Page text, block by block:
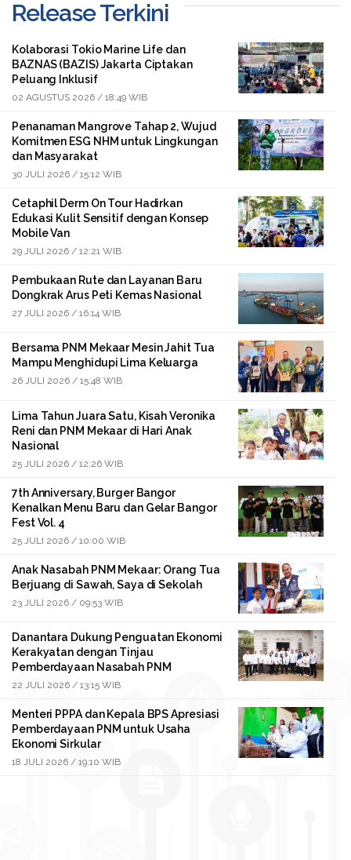
Release Terkini
Kolaborasi Tokio Marine Life dan
BAZNAS (BAZIS) Jakarta Ciptakan
Peluang Inklusif
02 AGUSTUS 2026 / 18:49 WIB
Penanaman Mangrove Tahap 2, Wujud
Komitmen ESG NHM untuk Lingkungan
dan Masyarakat
30 JULI 2026 / 15:12 WIB
Cetaphil Derm On Tour Hadirkan
Edukasi Kulit Sensitif dengan Konsep
Mobile Van
29 JULI 2026 / 12:21 WIB
Pembukaan Rute dan Layanan Baru
Dongkrak Arus Peti Kemas Nasional
27 JULI 2026 / 16:14 WIB
Bersama PNM Mekaar Mesin Jahit Tua
Mampu Menghidupi Lima Keluarga
26 JULI 2026 / 15:48 WIB
Lima Tahun Juara Satu, Kisah Veronika
Reni dan PNM Mekaar di Hari Anak
Nasional
25 JULI 2026 / 12:26 WIB
7th Anniversary, Burger Bangor
Kenalkan Menu Baru dan Gelar Bangor
Fest Vol. 4
25 JULI 2026 / 10:00 WIB
Anak Nasabah PNM Mekaar: Orang Tua
Berjuang di Sawah, Saya di Sekolah
23 JULI 2026 / 09:53 WIB
Danantara Dukung Penguatan Ekonomi
Kerakyatan dengan Tinjau
Pemberdayaan Nasabah PNM
22 JULI 2026 / 13:15 WIB
Menteri PPPA dan Kepala BPS Apresiasi
Pemberdayaan PNM untuk Usaha
Ekonomi Sirkular
18 JULI 2026 / 19:10 WIB